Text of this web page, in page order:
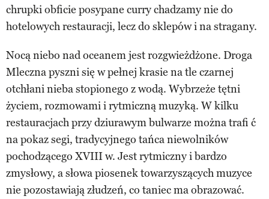
chrupki obficie posypane curry chadzamy nie do
hotelowych restauracji, lecz do sklepów i na stragany.
Nocą niebo nad oceanem jest rozgwieżdżone. Droga
Mleczna pyszni się w pełnej krasie na tle czarnej
otchłani nieba stopionego z wodą. Wybrzeże tętni
życiem, rozmowami i rytmiczną muzyką. W kilku
restauracjach przy dziurawym bulwarze można trafi ć
na pokaz segi, tradycyjnego tańca niewolników
pochodzącego XVIII w. Jest rytmiczny i bardzo
zmysłowy, a słowa piosenek towarzyszących muzyce
nie pozostawiają złudzeń, co taniec ma obrazować.